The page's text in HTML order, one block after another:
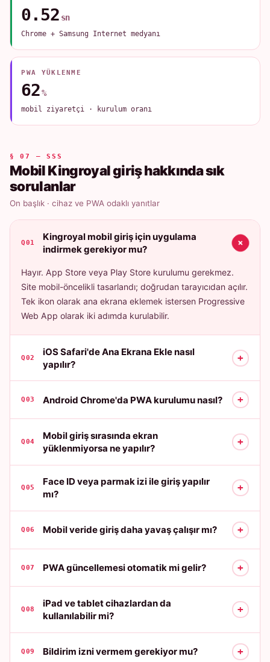
0.52 sn
Chrome + Samsung Internet medyanı
PWA YÜKLENME
62%
mobil ziyaretçi · kurulum oranı
§ 07 — SSS
Mobil Kingroyal giriş hakkında sık
sorulanlar
On başlık · cihaz ve PWA odaklı yanıtlar
Q01
Kingroyal mobil giriş için uygulama
indirmek gerekiyor mu?
+
Hayır. App Store veya Play Store kurulumu gerekmez.
Site mobil-öncelikli tasarlandı; doğrudan tarayıcıdan açılır.
Tek ikon olarak ana ekrana eklemek istersen Progressive
Web App olarak iki adımda kurulabilir.
Q02
iOS Safari'de Ana Ekrana Ekle nasıl
yapılır?
+
Q03 Android Chrome'da PWA kurulumu nasıl? +
Q04
Mobil giriş sırasında ekran
yüklenmiyorsa ne yapılır?
+
Q05
Face ID veya parmak izi ile giriş yapılır
mı?
+
Q06 Mobil veride giriş daha yavaş çalışır mı? +
Q07 PWA güncellemesi otomatik mi gelir? +
Q08
iPad ve tablet cihazlardan da
kullanılabilir mi?
+
Q09 Bildirim izni vermem gerekiyor mu? +